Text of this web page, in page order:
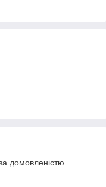
домовленістю